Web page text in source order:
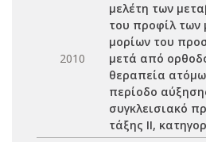
2010
μελέτη των
του προφίλ των
μορίων του
μετά από
θεραπεία
περίοδο
συγκλεισιακό
τάξης ΙΙ,